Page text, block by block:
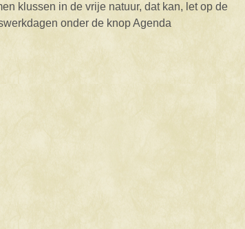
klussen in de vrije natuur, dat kan, let op de
onder de knop Agenda